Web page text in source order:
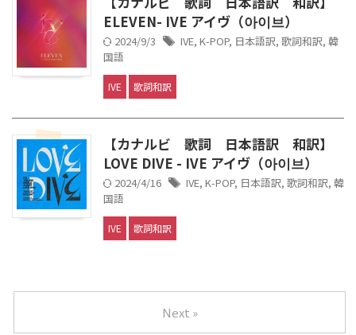
ELEVEN- IVE アイヴ（아이브）
2024/9/3 IVE, K-POP, 日本語訳, 歌詞和訳, 韓
国語
IVE 歌詞和訳
【カナルビ 歌詞 日本語訳 和訳】
LOVE DIVE - IVE アイヴ（아이브）
2024/4/16 IVE, K-POP, 日本語訳, 歌詞和訳, 韓
国語
IVE 歌詞和訳
Next »